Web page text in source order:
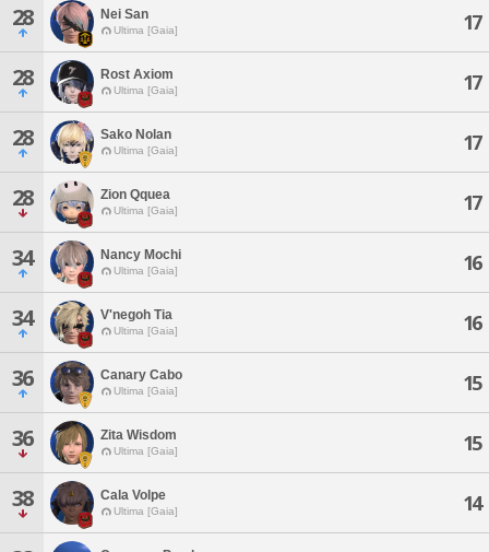
28 Nei San
Ultima [Gaia] 17
28 Rost Axiom
Ultima [Gaia] 17
28 Sako Nolan
Ultima [Gaia] 17
28 Zion Qquea
Ultima [Gaia] 17
34 Nancy Mochi
Ultima [Gaia] 16
34 V'negoh Tia
Ultima [Gaia] 16
36 Canary Cabo
Ultima [Gaia] 15
36 Zita Wisdom
Ultima [Gaia] 15
38 Cala Volpe
Ultima [Gaia] 14